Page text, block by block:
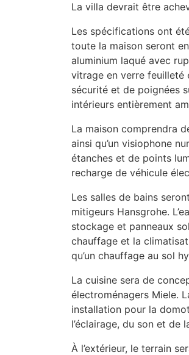
La villa devrait être
Les spécifications ont
toute la maison seront
aluminium laqué avec
vitrage en verre feuilleté
sécurité et de poignées
intérieurs entièrement
La maison comprendra
ainsi qu’un visiophone
étanches et de points
recharge de véhicule
Les salles de bains
mitigeurs Hansgrohe.
stockage et panneaux
chauffage et la
qu’un chauffage au sol
La cuisine sera de
électroménagers Miele.
installation pour la
l’éclairage, du son et
À l’extérieur, le terrain